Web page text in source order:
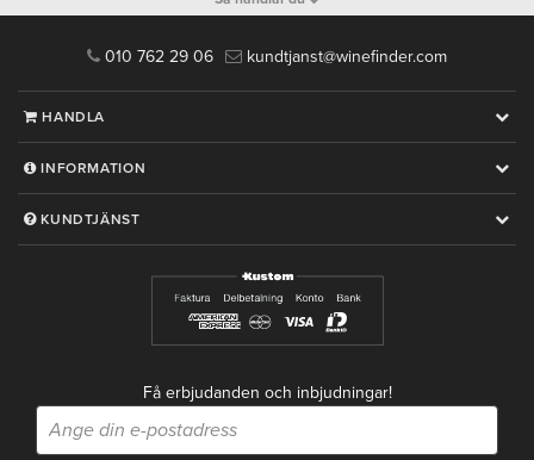
010 762 29 06 kundtjanst@winefinder.com
HANDLA
INFORMATION
KUNDTJÄNST
Få erbjudanden och inbjudningar!